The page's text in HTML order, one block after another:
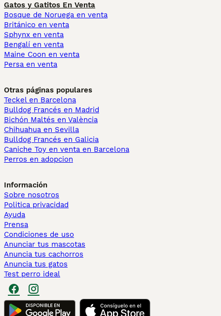
Gatos y Gatitos En Venta
Bosque de Noruega en venta
Británico en venta
Sphynx en venta
Bengalí en venta
Maine Coon en venta
Persa en venta
Otras páginas populares
Teckel en Barcelona
Bulldog Francés en Madrid
Bichón Maltés en València
Chihuahua en Sevilla
Bulldog Francés en Galicia
Caniche Toy en venta en Barcelona
Perros en adopcion
Información
Sobre nosotros
Politica privacidad
Ayuda
Prensa
Condiciones de uso
Anunciar tus mascotas
Anuncia tus cachorros
Anuncia tus gatos
Test perro ideal